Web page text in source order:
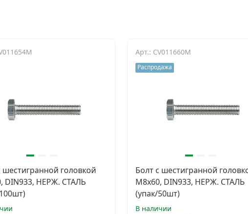
шестигранной головкой
DIN933, НЕРЖ. СТАЛЬ
Арт.: CV011660M
Распродажа
Болт с шестигранной
M8х60, DIN933, НЕРЖ. СТАЛЬ
(упак/50шт)
В наличии